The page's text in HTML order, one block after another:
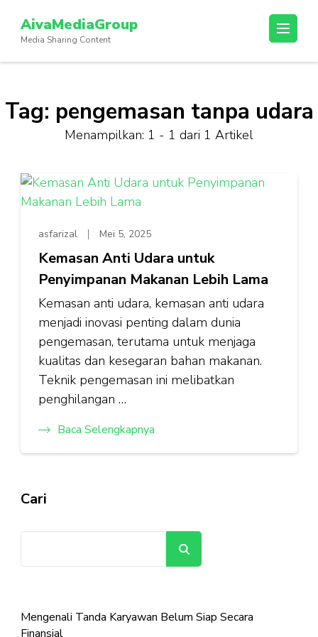
konten
(Tekan
AivaMediaGroup
Media Sharing Content
Tag: pengemasan tanpa udara
Menampilkan: 1 - 1 dari 1 Artikel
asfarizal Mei 5, 2025
Kemasan Anti Udara untuk
Penyimpanan Makanan Lebih Lama
⁠Kemasan anti udara, kemasan anti udara
menjadi inovasi penting dalam dunia
pengemasan, terutama untuk menjaga
kualitas dan kesegaran bahan makanan.
Teknik pengemasan ini melibatkan
penghilangan …
Baca Selengkapnya
Cari
Mengenali Tanda Karyawan Belum Siap Secara
Finansial